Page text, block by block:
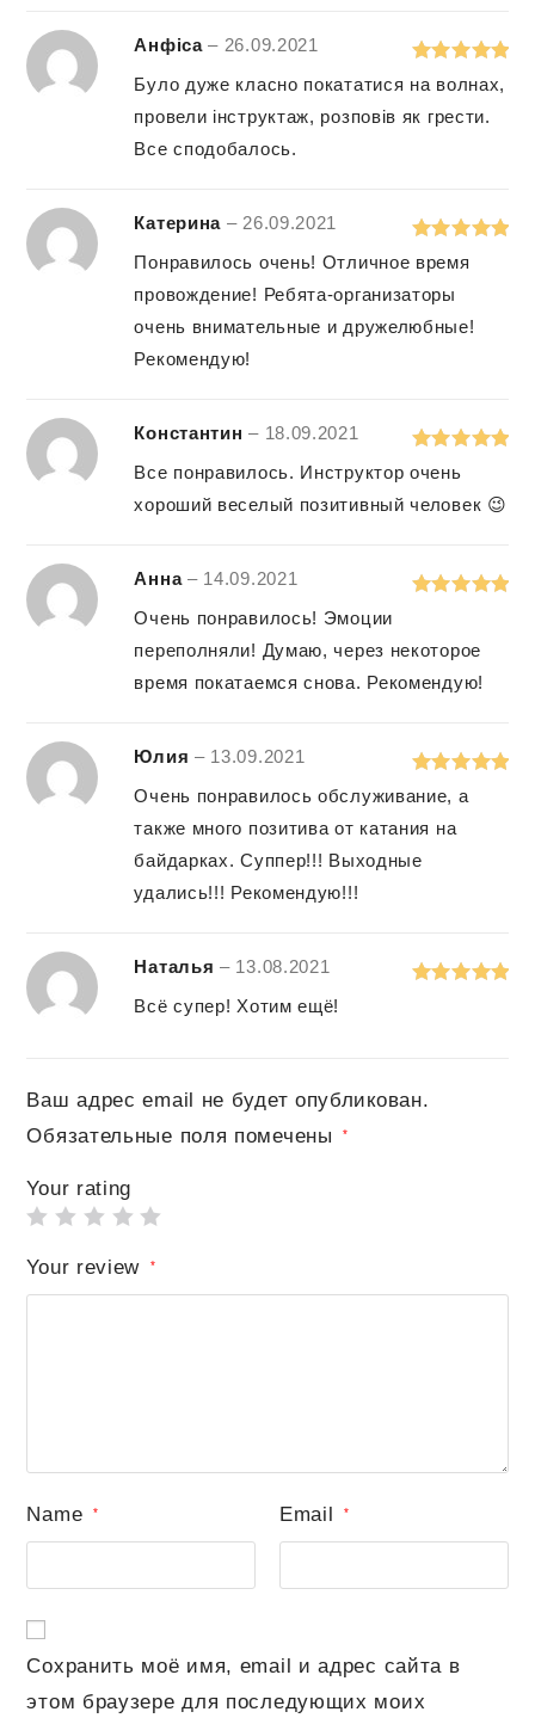
Rated5 out
Анфіса– 26.09.2021
Було дуже класно покататися на волнах,
провели інструктаж, розповів як грести.
Все сподобалось.
Rated5
Катерина – 26.09.2021
Понравилось очень! Отличное время
провождение! Ребята-организаторы
очень внимательные и дружелюбные!
Рекомендую!
Rated
Константин– 18.09.2021
Все понравилось. Инструктор очень
хороший веселый позитивный человек 😉
Анна – 14.09.2021
Очень понравилось! Эмоции
переполняли! Думаю, через некоторое
время покатаемся снова. Рекомендую!
Rated5
Юлия – 13.09.2021
Очень понравилось обслуживание, а
также много позитива от катания на
байдарках. Суппер!!! Выходные
удались!!! Рекомендую!!!
Наталья– 13.08.2021
Всё супер! Хотим ещё!
Ваш адрес email не будет опубликован.
Обязательные поля помечены
*
Your rating
Your review *
Name * Email *
Сохранить моё имя, email и адрес сайта в
этом браузере для последующих моих